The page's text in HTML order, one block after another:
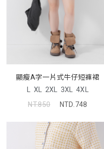
顯瘦A字一片式牛仔短褲裙
L XL 2XL 3XL 4XL
NT.850
NTD.748